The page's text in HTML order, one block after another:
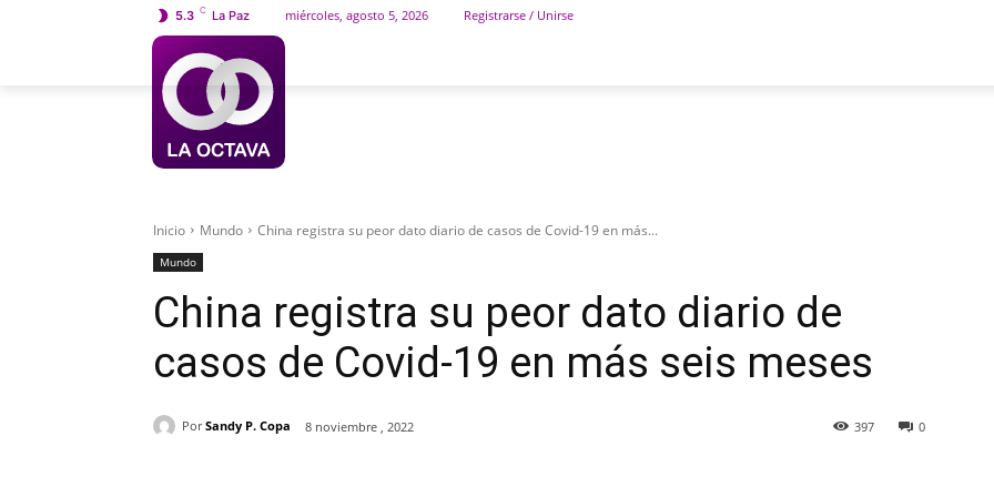
5.3 C La Paz miércoles, agosto 5, 2026 Registrarse / Unirse
Inicio Mundo China registra su peor dato diario de casos de Covid-19 en más...
Mundo
China registra su peor dato diario de
casos de Covid-19 en más seis meses
Por Sandy P. Copa 8 noviembre , 2022 0
397